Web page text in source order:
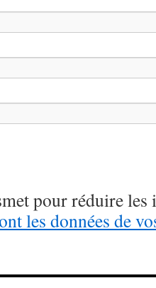
pour réduire les
les données de